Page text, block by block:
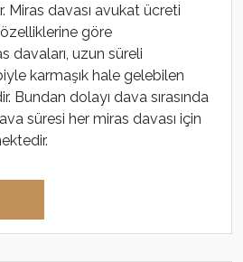
Miras davası avukat ücreti
göre
davaları, uzun süreli
karmaşık hale gelebilen
Bundan dolayı dava sırasında
süresi her miras davası için